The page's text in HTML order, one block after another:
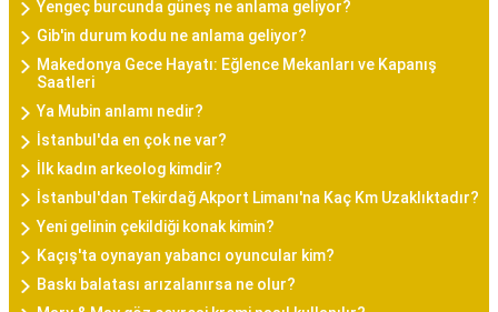
Yengeç burcunda güneş ne anlama geliyor?
Gib'in durum kodu ne anlama geliyor?
Makedonya Gece Hayatı: Eğlence Mekanları ve Kapanış
Saatleri
Ya Mubin anlamı nedir?
İstanbul'da en çok ne var?
İlk kadın arkeolog kimdir?
İstanbul'dan Tekirdağ Akport Limanı'na Kaç Km Uzaklıktadır?
Yeni gelinin çekildiği konak kimin?
Kaçış'ta oynayan yabancı oyuncular kim?
Baskı balatası arızalanırsa ne olur?